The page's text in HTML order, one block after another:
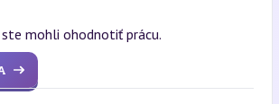
ste mohli ohodnotiť prácu.